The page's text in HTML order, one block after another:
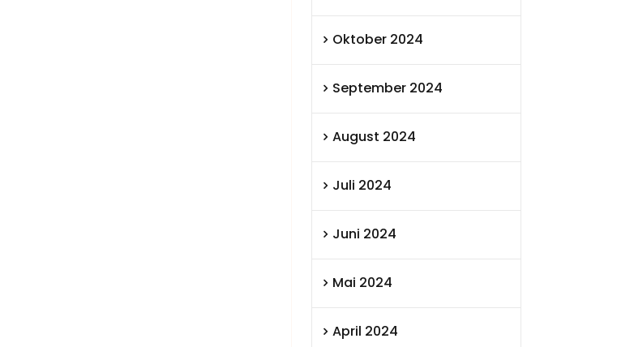
Oktober 2024
September 2024
August 2024
Juli 2024
Juni 2024
Mai 2024
April 2024